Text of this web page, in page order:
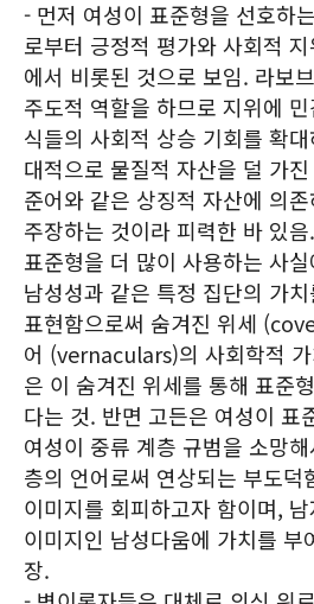
- 먼저 여성이 표준형을 선호하
로부터 긍정적 평가와 사회적
에서 비롯된 것으로 보임. 라보
주도적 역할을 하므로 지위에
식들의 사회적 상승 기회를 확
대적으로 물질적 자산을 덜 가
준어와 같은 상징적 자산에 의
주장하는 것이라 피력한 바 있
표준형을 더 많이 사용하는 사
남성성과 같은 특정 집단의 가
표현함으로써 숨겨진 위세
어 (vernaculars)의 사회학적
은 이 숨겨진 위세를 통해 표준
다는 것. 반면 고든은 여성이 표
여성이 중류 계층 규범을 소망
층의 언어로써 연상되는 부도덕
이미지를 회피하고자 함이며,
이미지인 남성다움에 가치를 부
장.